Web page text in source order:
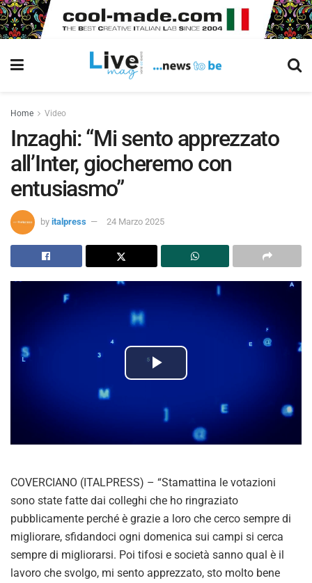
Home Video
Inzaghi: “Mi sento apprezzato
all’Inter, giocheremo con
entusiasmo”
by italpress 24 Marzo 2025
P
a
y
V
i
d
COVERCIANO (ITALPRESS) – “Stamattina le votazioni
sono state fatte dai colleghi che ho ringraziato
pubblicamente perché è grazie a loro che cerco sempre di
migliorare, sfidandoci ogni domenica sui campi si cerca
sempre di migliorarsi. Poi tifosi e società sanno qual è il
lavoro che svolgo, mi sento apprezzato, sto molto bene